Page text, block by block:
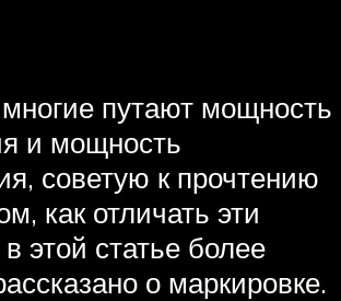
путают мощность
и мощность
советую к прочтению
как отличать эти
этой статье более
о маркировке.